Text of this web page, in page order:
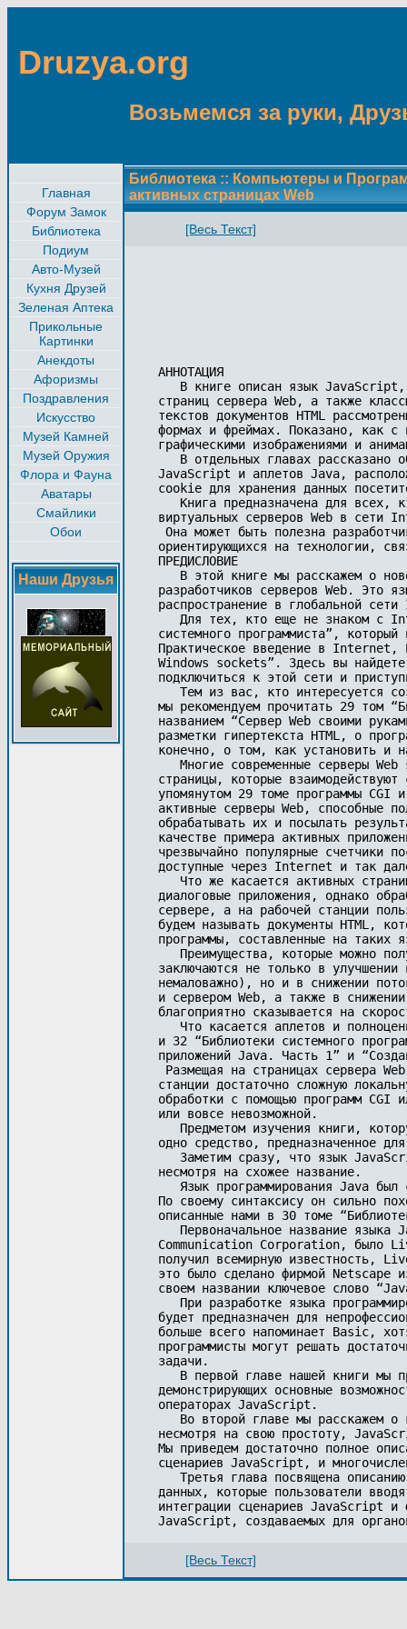
Druzya.org
Возьмемся за руки,
Главная
Форум Замок
Библиотека
Подиум
Авто-Музей
Кухня Друзей
Зеленая Аптека
Прикольные
Картинки
Анекдоты
Афоризмы
Поздравления
Искусство
Музей Камней
Музей Оружия
Флора и Фауна
Аватары
Смайлики
Обои
Наши Друзья
Библиотека :: Компьютеры и
активных страницах Web
[Весь Текст]
АННОТАЦИЯ
В книге описан язык
страниц сервера Web, а также
текстов документов HTML
формах и фреймах. Показано, как
графическими изображениями и
В отдельных главах рассказано
JavaScript и аплетов Java,
cookie для хранения данных
Книга предназначена для всех,
виртуальных серверов Web в
Она может быть полезна
ориентирующихся на технологии,
ПРЕДИСЛОВИЕ
В этой книге мы расскажем о
разработчиков серверов Web. Это
распространение в глобальной
Для тех, кто еще не знаком с
системного программиста”,
Практическое введение в Internet,
Windows sockets”. Здесь вы
подключиться к этой сети и
Тем из вас, кто интересуется
мы рекомендуем прочитать 29 том
названием “Сервер Web своими
разметки гипертекста HTML, о
конечно, о том, как установить и
Многие современные серверы
страницы, которые
упомянутом 29 томе программы CGI
активные серверы Web, способные
обрабатывать их и посылать
качестве примера активных
чрезвычайно популярные счетчики
доступные через Internet и так
Что же касается активных
диалоговые приложения, однако
сервере, а на рабочей станции
будем называть документы HTML,
программы, составленные на
Преимущества, которые можно
заключаются не только в
немаловажно), но и в снижении
и сервером Web, а также в
благоприятно сказывается на
Что касается аплетов и
и 32 “Библиотеки системного
приложений Java. Часть 1” и
Размещая на страницах сервера
станции достаточно сложную
обработки с помощью программ CGI
или вовсе невозможной.
Предметом изучения книги,
одно средство, предназначенное
Заметим сразу, что язык
несмотря на схожее название.
Язык программирования Java
По своему синтаксису он сильно
описанные нами в 30 томе
Первоначальное название языка
Communication Corporation, было
получил всемирную известность,
это было сделано фирмой Netscape
своем названии ключевое слово
При разработке языка
будет предназначен для
больше всего напоминает Basic,
программисты могут решать
задачи.
В первой главе нашей книги мы
демонстрирующих основные
операторах JavaScript.
Во второй главе мы расскажем
несмотря на свою простоту,
Мы приведем достаточно полное
сценариев JavaScript, и
Третья глава посвящена
данных, которые пользователи
интеграции сценариев JavaScript
JavaScript, создаваемых для
[Весь Текст]